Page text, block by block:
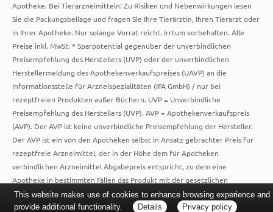
Apotheke. Bei Tierarzneimitteln: Zu Risiken und Nebenwirkungen lesen
Sie die Packungsbeilage und fragen Sie Ihre Tierärztin, Ihren Tierarzt oder
in Ihrer Apotheke. Nur solange Vorrat reicht. Irrtum vorbehalten. Alle
Preise inkl. MwSt. * Sparpotential gegenüber der unverbindlichen
Preisempfehlung des Herstellers (UVP) oder der unverbindlichen
Herstellermeldung des Apothekenverkaufspreises (UAVP) an die
Informationsstelle für Arzneispezialitäten (IFA GmbH) / nur bei
rezeptfreien Produkten außer Büchern. UVP = Unverbindliche
Preisempfehlung des Herstellers (UVP). AVP = Apothekenverkaufspreis
(AVP). Der AVP ist keine unverbindliche Preisempfehlung der Hersteller.
Der AVP ist ein von den Apotheken selbst in Ansatz gebrachter Preis für
rezeptfreie Arzneimittel, der in der Höhe dem für Apotheken
verbindlichen Arzneimittel Abgabepreis entspricht, zu dem eine
Apotheke in bestimmten Fällen das Produkt mit der gesetzlichen
Krankenversicherung abrechnet. Im Gegensatz zum AVP ist die
gebräuchliche UVP eine Empfehlung der Hersteller.
This website makes use of cookies to enhance browsing experience and
provide additional functionality.
Details Privacy policy